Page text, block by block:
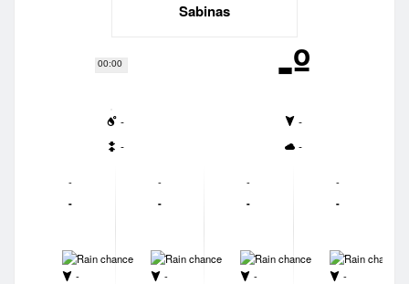
00:00
Sabinas
-º
-
-
-
-
-
-
-
-
-
-
-
-
-
-
-
-
-
-
-
-